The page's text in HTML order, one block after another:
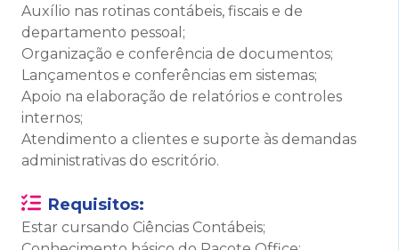
Auxílio nas rotinas contábeis, fiscais e de
departamento pessoal;
Organização e conferência de documentos;
Lançamentos e conferências em sistemas;
Apoio na elaboração de relatórios e controles
internos;
Atendimento a clientes e suporte às demandas
administrativas do escritório.
Requisitos:
Estar cursando Ciências Contábeis;